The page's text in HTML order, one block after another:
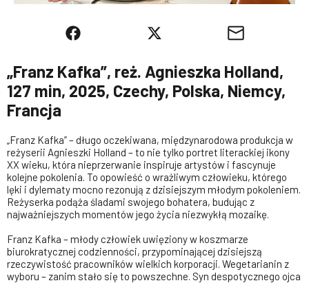
„Franz Kafka”, reż. Agnieszka Holland,
127 min, 2025, Czechy, Polska, Niemcy,
Francja
„Franz Kafka” – długo oczekiwana, międzynarodowa produkcja w
reżyserii Agnieszki Holland – to nie tylko portret literackiej ikony
XX wieku, która nieprzerwanie inspiruje artystów i fascynuje
kolejne pokolenia. To opowieść o wrażliwym człowieku, którego
lęki i dylematy mocno rezonują z dzisiejszym młodym pokoleniem.
Reżyserka podąża śladami swojego bohatera, budując z
najważniejszych momentów jego życia niezwykłą mozaikę.
Franz Kafka – młody człowiek uwięziony w koszmarze
biurokratycznej codzienności, przypominającej dzisiejszą
rzeczywistość pracowników wielkich korporacji. Wegetarianin z
wyboru – zanim stało się to powszechne. Syn despotycznego ojca